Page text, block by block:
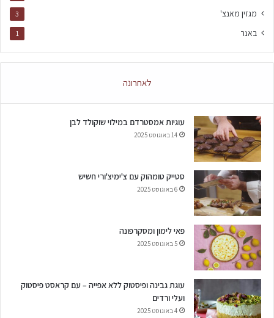
מגזין מאנצ' 3
באנר 1
לאחרונה
עוגיות אמסטרדם במילוי שוקולד לבן
14 באוגוסט 2025
סטייק טומהוק עם צ'ימיצ'ורי חשיש
6 באוגוסט 2025
פאי לימון ומסקרפונה
5 באוגוסט 2025
עוגת גבינה ופיסטוק ללא אפייה – עם קראסט פיסטוק
ועלי ורדים
4 באוגוסט 2025